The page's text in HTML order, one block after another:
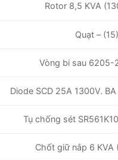
Rotor 8,5 KVA
Quạt – (15)
Vòng bi sau 6205-
Diode SCD 25A 1300V.
Tụ chống sét
Chốt giữ nắp 6 KVA